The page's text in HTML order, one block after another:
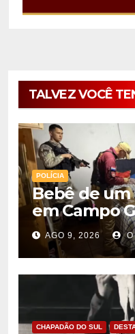
TALVEZ VOCÊ
POLÍCIA
Bebê de um
em Campo
encontrada
AGO 9, 2026 O
CHAPADÃO DO SUL